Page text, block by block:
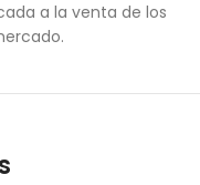
a la venta de los